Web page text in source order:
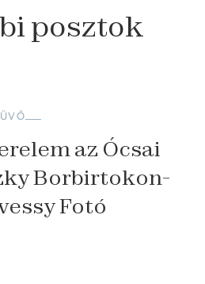
posztok
az Ócsai
Borbirtokon-
Fotó